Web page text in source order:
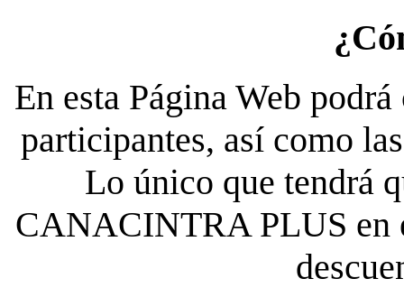
En esta Página Web
participantes, así como
Lo único que tendrá
CANACINTRA PLUS en